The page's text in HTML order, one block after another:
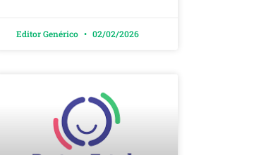
Editor Genérico 02/02/2026